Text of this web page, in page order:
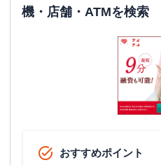
機・店舗・ATMを検索
おすすめポイント